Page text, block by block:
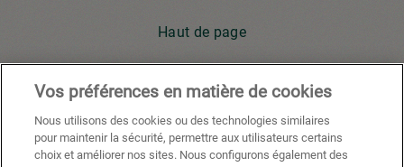
Haut de page
Youtube FacebookX Instagram
Vos préférences en matière de cookies
Nous utilisons des cookies ou des technologies similaires
pour maintenir la sécurité, permettre aux utilisateurs certains
choix et améliorer nos sites. Nous configurons également des